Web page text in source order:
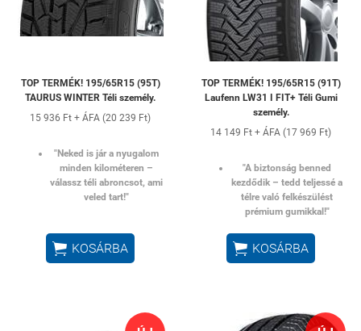
TOP TERMÉK! 195/65R15 (95T)
TAURUS WINTER Téli személy.
15 936 Ft + ÁFA (20 239 Ft)
"Neked is jár a nyugalom
minden kilométeren –
válassz téli abroncsot, ami
veled tart!"
 KOSÁRBA
TOP TERMÉK! 195/65R15 (91T)
Laufenn LW31 I FIT+ Téli Gumi
személy.
14 149 Ft + ÁFA (17 969 Ft)
"A biztonság benned
kezdődik – tedd teljessé a
télre való felkészülést
prémium gumikkal!"
 KOSÁRBA